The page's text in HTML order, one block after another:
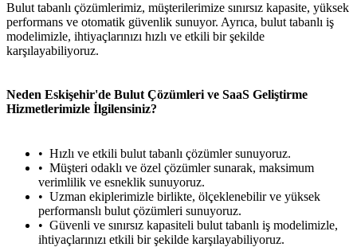
Bulut tabanlı çözümlerimiz, müşterilerimize sınırsız kapasite, yüksek
performans ve otomatik güvenlik sunuyor. Ayrıca, bulut tabanlı iş
modelimizle, ihtiyaçlarınızı hızlı ve etkili bir şekilde
karşılayabiliyoruz.
Neden Eskişehir'de Bulut Çözümleri ve SaaS Geliştirme
Hizmetlerimizle İlgilensiniz?
Hızlı ve etkili bulut tabanlı çözümler sunuyoruz.
Müşteri odaklı ve özel çözümler sunarak, maksimum
verimlilik ve esneklik sunuyoruz.
Uzman ekiplerimizle birlikte, ölçeklenebilir ve yüksek
performanslı bulut çözümleri sunuyoruz.
Güvenli ve sınırsız kapasiteli bulut tabanlı iş modelimizle,
ihtiyaçlarınızı etkili bir şekilde karşılayabiliyoruz.